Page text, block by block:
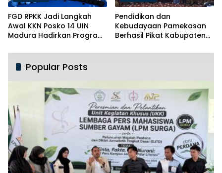
FGD RPKK Jadi Langkah
Awal KKN Posko 14 UIN
Madura Hadirkan Program
Pendidikan dan
Kebudayaan Pamekasan
Berhasil Pikat Kabupaten
Popular Posts